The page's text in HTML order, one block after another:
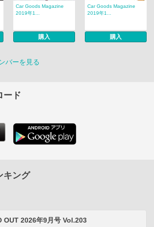
Car Goods Magazine
2019年1...
購入
Car Goods Magazine
2019年1...
購入
バーを見る
ード
キング
OUT 2026年9月号 Vol.203